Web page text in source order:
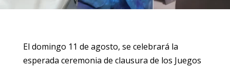
El domingo 11 de agosto, se celebrará la
esperada ceremonia de clausura de los Juegos